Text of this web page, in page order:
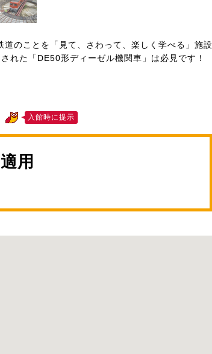
道のことを「見て、さわって、楽しく学べる」施設
れた「DE50形ディーゼル機関車」は必見です！
入館時に提示
用